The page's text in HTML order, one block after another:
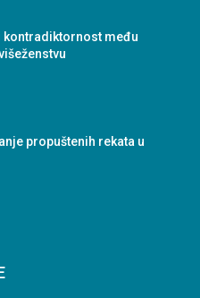
kontradiktornost među
propuštenih rekata u